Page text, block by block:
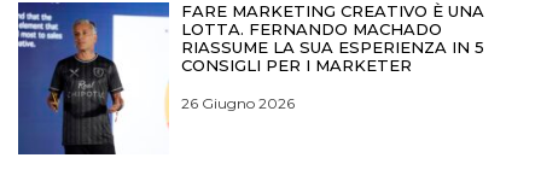
FARE MARKETING CREATIVO È UNA
LOTTA. FERNANDO MACHADO
RIASSUME LA SUA ESPERIENZA IN 5
CONSIGLI PER I MARKETER
26 Giugno 2026